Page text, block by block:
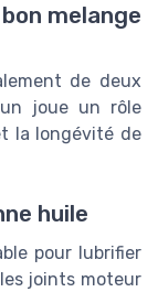
melange
de deux
joue un rôle
la longévité de
huile
pour lubrifier
joints moteur